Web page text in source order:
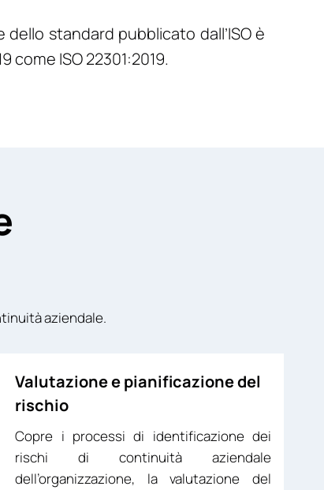
standard pubblicato dall’ISO è
come ISO 22301:2019.
aziendale.
Valutazione e pianificazione del
rischio
Copre i processi di identificazione dei
rischi di continuità aziendale
dell’organizzazione, la valutazione del